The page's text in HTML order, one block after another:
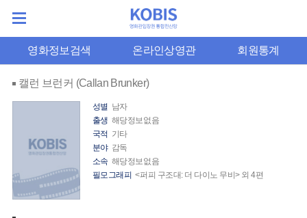
영화정보검색 온라인상영관 회원통계
캘런 브런커 (Callan Brunker)
성별 남자
출생 해당정보없음
국적 기타
분야 감독
소속 해당정보없음
필모그래피 <퍼피 구조대: 더 다이노 무비> 외 4편